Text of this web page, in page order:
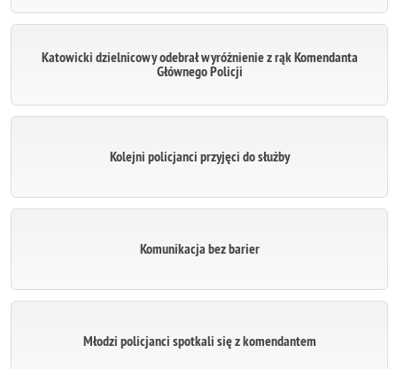
Katowicki dzielnicowy odebrał wyróżnienie z rąk Komendanta
Głównego Policji
Kolejni policjanci przyjęci do służby
Komunikacja bez barier
Młodzi policjanci spotkali się z komendantem